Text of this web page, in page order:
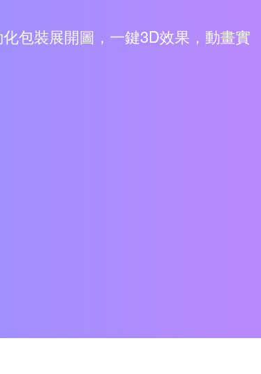
包裝展開圖，一鍵3D效果，動畫實